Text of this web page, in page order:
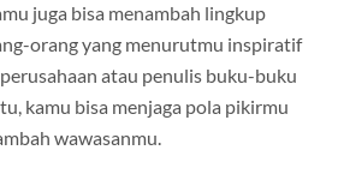
juga bisa menambah lingkup
orang yang menurutmu inspiratif
atau penulis buku-buku
kamu bisa menjaga pola pikirmu
wawasanmu.